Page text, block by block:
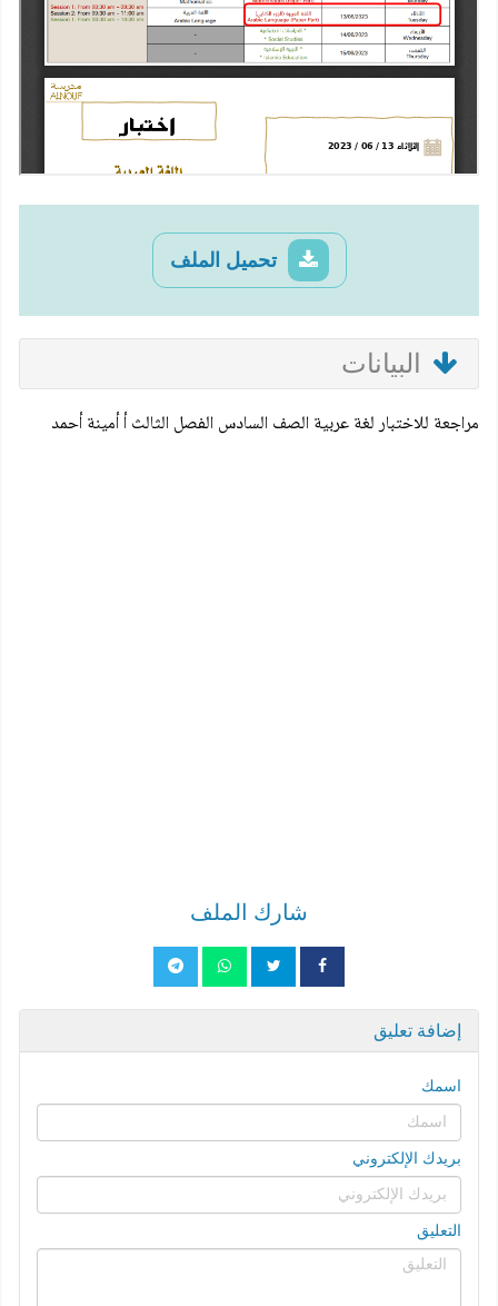
تحميل الملف
البيانات
مراجعة للاختبار لغة عربية الصف السادس الفصل الثالث أ أمينة أحمد
شارك الملف
إضافة تعليق
اسمك
بريدك الإلكتروني
التعليق